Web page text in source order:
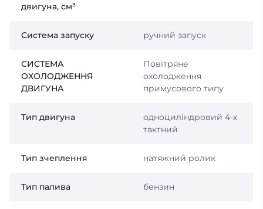
двигуна, см³
Система запуску ручний запуск
СИСТЕМА
ОХОЛОДЖЕННЯ
ДВИГУНА
Повітряне
охолодження
примусового типу
Тип двигуна
одноциліндровий 4-х
тактний
Тип зчеплення натяжний ролик
Тип палива бензин